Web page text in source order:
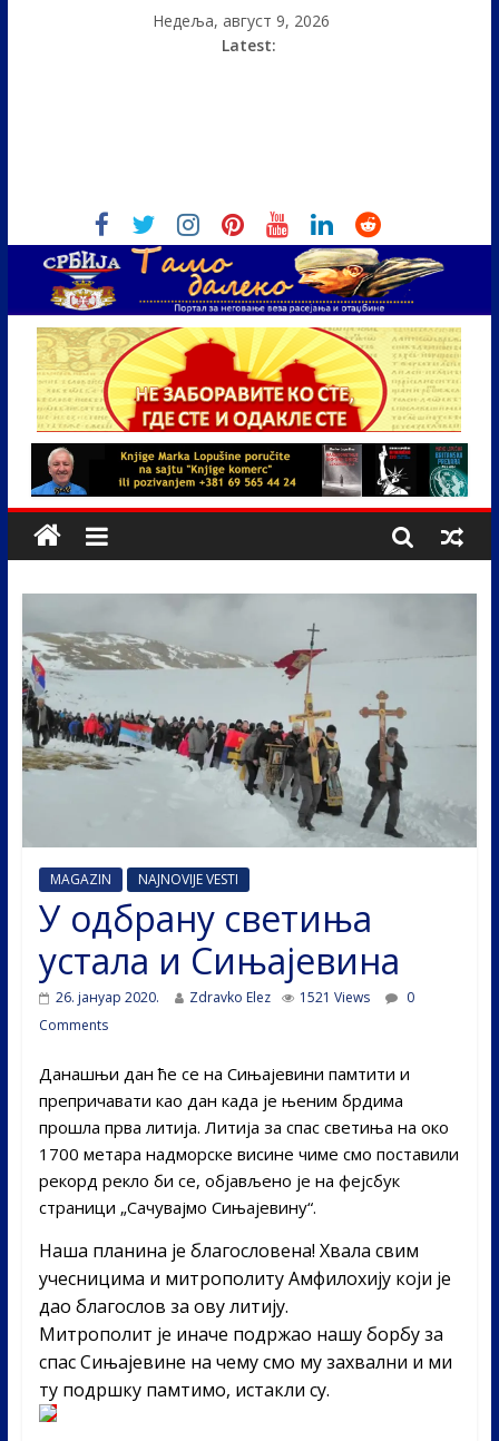
Недеља, август 9, 2026
Latest:
MAGAZIN NAJNOVIJE VESTI
У одбрану светиња
устала и Сињајевина
26. јануар 2020. Zdravko Elez 1521 Views
0
Comments
Данашњи дан ће се на Сињајевини памтити и
препричавати као дан када је њеним брдима
прошла прва литија. Литија за спас светиња на око
1700 метара надморске висине чиме смо поставили
рекорд рекло би се, објављено је на фејсбук
страници „Сачувајмо Сињајевину“.
Наша планина је благословена! Хвала свим
учесницима и митрополиту Амфилохију који је
дао благослов за ову литију.
Митрополит је иначе подржао нашу борбу за
спас Сињајевине на чему смо му захвални и ми
ту подршку памтимо, истакли су.